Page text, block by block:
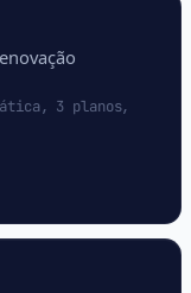
3 planos,